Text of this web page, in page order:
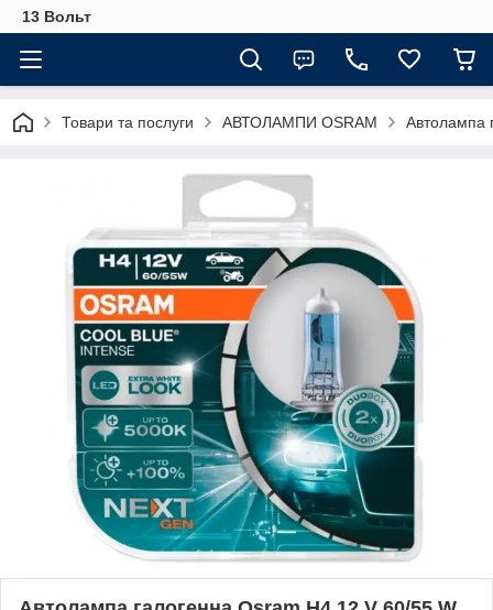
13 Вольт
Товари та послуги АВТОЛАМПИ OSRAM Автолампа